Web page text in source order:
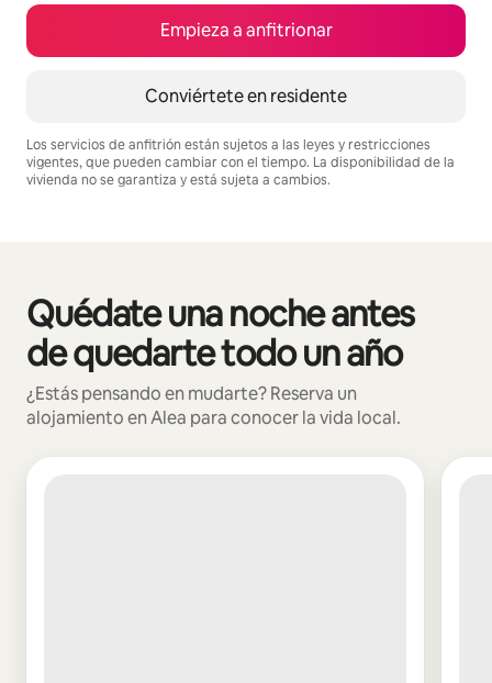
Empieza a anfitrionar
Conviértete en residente
Los servicios de anfitrión están sujetos a las leyes y restricciones
vigentes, que pueden cambiar con el tiempo. La disponibilidad de la
vivienda no se garantiza y está sujeta a cambios.
Quédate una noche antes
de quedarte todo un año
¿Estás pensando en mudarte? Reserva un
alojamiento en Alea para conocer la vida local.
Se muestran0 de 0 elementos